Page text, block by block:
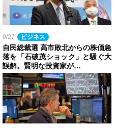
9/27 ビジネス
自民総裁選 高市敗北からの株価急
落を「石破茂ショック」と騒ぐ大
誤解。賢明な投資家が…